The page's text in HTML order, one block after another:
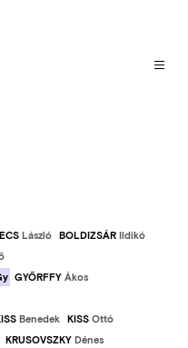
László BOLDIZSÁR Ildikó
GYŐRFFY Ákos
Benedek KISS Ottó
KRUSOVSZKY Dénes